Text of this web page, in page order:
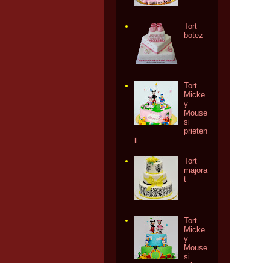
Tort
botez
Tort
Micke
y
Mouse
si
prieten
ii
Tort
majora
t
Tort
Micke
y
Mouse
si